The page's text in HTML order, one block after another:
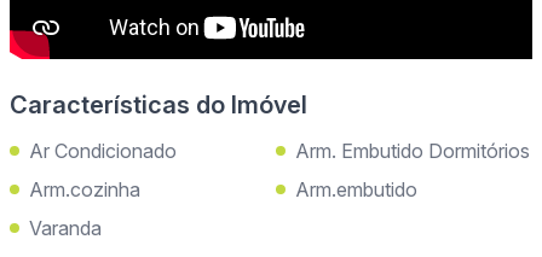
Características do Imóvel
Ar Condicionado
Arm. Embutido Dormitórios
Arm.cozinha
Arm.embutido
Varanda